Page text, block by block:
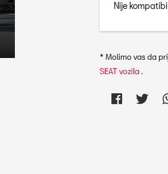
Nije
* Molimo vas da
SEAT vozila.